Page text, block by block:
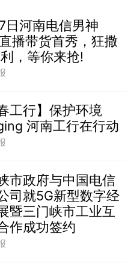
日河南电信男神
播带货首秀，狂撒
，等你来抢!
工行】保护环境
河南工行在行动
市政府与中国电信
司就5G新型数字经
暨三门峡市工业互
作成功签约